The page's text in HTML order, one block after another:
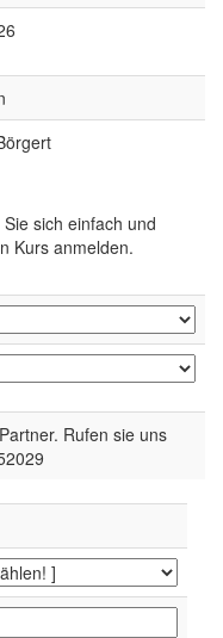
sich einfach und
Kurs anmelden.
Rufen sie uns